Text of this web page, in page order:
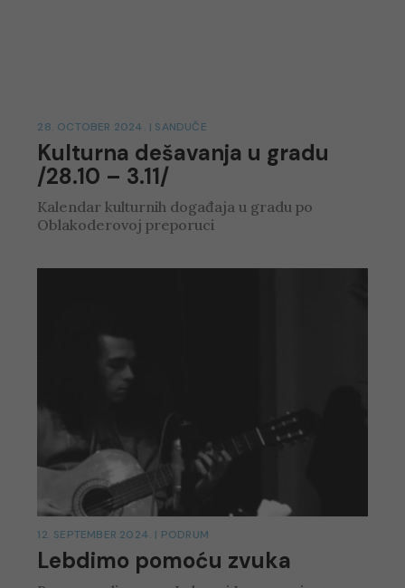
Kulturna dešavanja u gradu
/28.10 – 3.11/
28. OCTOBER 2024. | SANDUČE
Kalendar kulturnih događaja u gradu po
Oblakoderovoj preporuci
Lebdimo pomoću zvuka
12. SEPTEMBER 2024. | PODRUM